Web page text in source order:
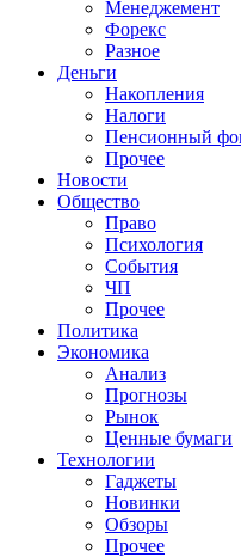
Менеджемент
Форекс
Разное
Деньги
Накопления
Налоги
Пенсионный
Прочее
Новости
Общество
Право
Психология
События
ЧП
Прочее
Политика
Экономика
Анализ
Прогнозы
Рынок
Ценные бумаги
Технологии
Гаджеты
Новинки
Обзоры
Прочее